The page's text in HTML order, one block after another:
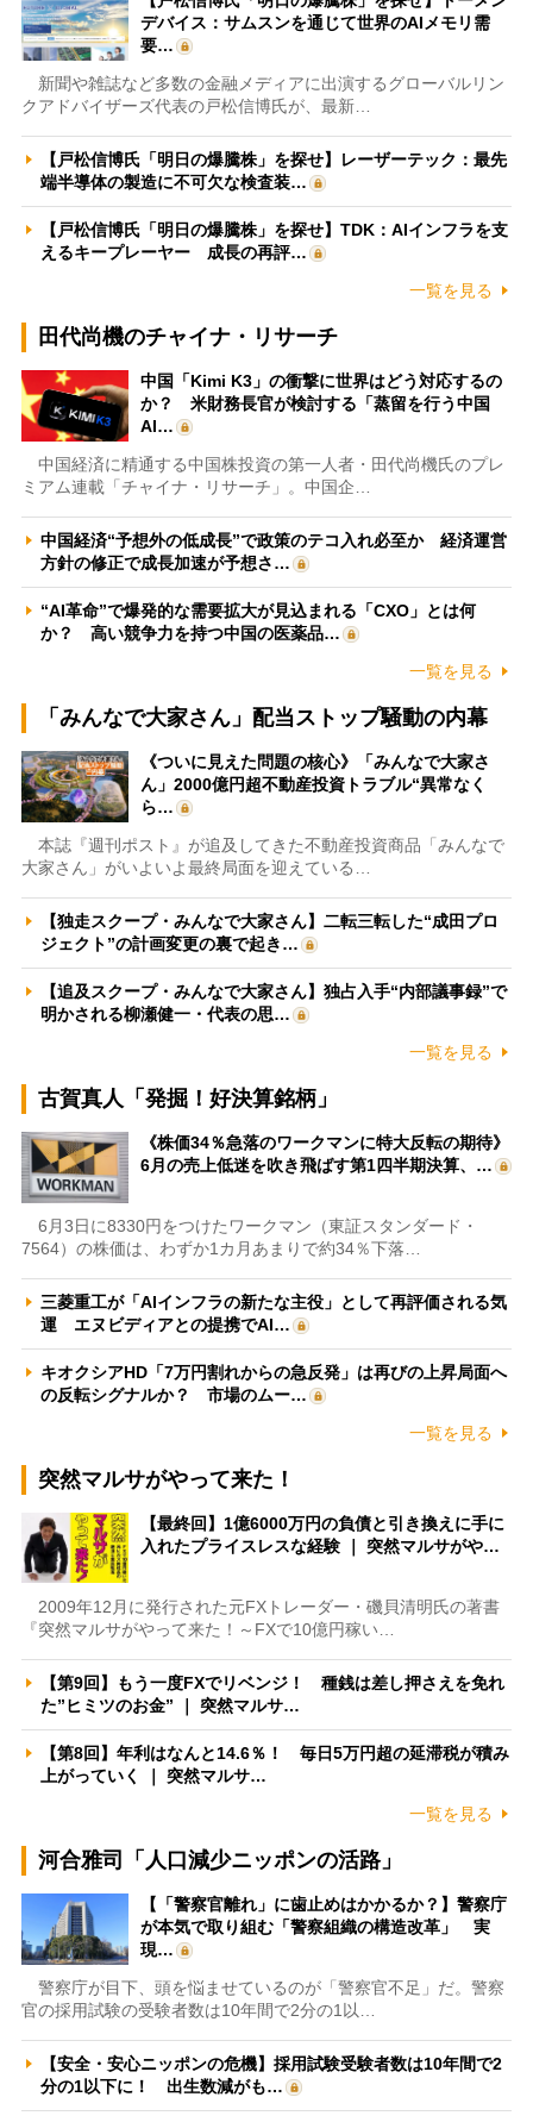
デバイス：サムスンを通じて世界のAIメモリ需
要…
新聞や雑誌など多数の金融メディアに出演するグローバルリン
クアドバイザーズ代表の戸松信博氏が、最新…
【戸松信博氏「明日の爆騰株」を探せ】レーザーテック：最先
端半導体の製造に不可欠な検査装…
【戸松信博氏「明日の爆騰株」を探せ】TDK：AIインフラを支
えるキープレーヤー 成長の再評…
一覧を見る
田代尚機のチャイナ・リサーチ
中国「Kimi K3」の衝撃に世界はどう対応するの
か？ 米財務長官が検討する「蒸留を行う中国
AI…
中国経済に精通する中国株投資の第一人者・田代尚機氏のプレ
ミアム連載「チャイナ・リサーチ」。中国企…
中国経済“予想外の低成長”で政策のテコ入れ必至か 経済運営
方針の修正で成長加速が予想さ…
“AI革命”で爆発的な需要拡大が見込まれる「CXO」とは何
か？ 高い競争力を持つ中国の医薬品…
一覧を見る
「みんなで大家さん」配当ストップ騒動の内幕
《ついに見えた問題の核心》「みんなで大家さ
ん」2000億円超不動産投資トラブル“異常なく
ら…
本誌『週刊ポスト』が追及してきた不動産投資商品「みんなで
大家さん」がいよいよ最終局面を迎えている…
【独走スクープ・みんなで大家さん】二転三転した“成田プロ
ジェクト”の計画変更の裏で起き…
【追及スクープ・みんなで大家さん】独占入手“内部議事録”で
明かされる柳瀬健一・代表の思…
一覧を見る
古賀真人「発掘！好決算銘柄」
《株価34％急落のワークマンに特大反転の期待》
6月の売上低迷を吹き飛ばす第1四半期決算、…
6月3日に8330円をつけたワークマン（東証スタンダード・
7564）の株価は、わずか1カ月あまりで約34％下落…
三菱重工が「AIインフラの新たな主役」として再評価される気
運 エヌビディアとの提携でAI…
キオクシアHD「7万円割れからの急反発」は再びの上昇局面へ
の反転シグナルか？ 市場のムー…
一覧を見る
突然マルサがやって来た！
【最終回】1億6000万円の負債と引き換えに手に
入れたプライスレスな経験 ｜ 突然マルサがや…
2009年12月に発行された元FXトレーダー・磯貝清明氏の著書
『突然マルサがやって来た！～FXで10億円稼い…
【第9回】もう一度FXでリベンジ！ 種銭は差し押さえを免れ
た”ヒミツのお金” ｜ 突然マルサ…
【第8回】年利はなんと14.6％！ 毎日5万円超の延滞税が積み
上がっていく ｜ 突然マルサ…
一覧を見る
河合雅司「人口減少ニッポンの活路」
【「警察官離れ」に歯止めはかかるか？】警察庁
が本気で取り組む「警察組織の構造改革」 実
現…
警察庁が目下、頭を悩ませているのが「警察官不足」だ。警察
官の採用試験の受験者数は10年間で2分の1以…
【安全・安心ニッポンの危機】採用試験受験者数は10年間で2
分の1以下に！ 出生数減がも…